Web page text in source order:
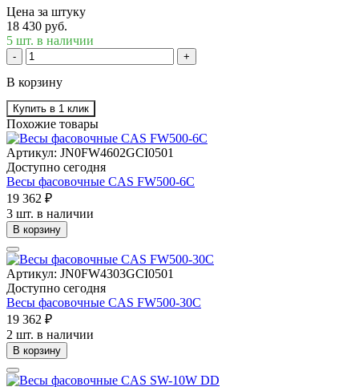
Цена за штуку
18 430 руб.
5 шт. в наличии
- +
В корзину
Купить в 1 клик
Похожие товары
Артикул: JN0FW4602GCI0501
Доступно сегодня
Весы фасовочные CAS FW500-6C
19 362 ₽
3 шт. в наличии
В корзину
Артикул: JN0FW4303GCI0501
Доступно сегодня
Весы фасовочные CAS FW500-30C
19 362 ₽
2 шт. в наличии
В корзину